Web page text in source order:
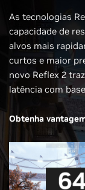
As tecnologias
capacidade de
alvos mais
curtos e maior
novo Reflex 2
latência com
Obtenha